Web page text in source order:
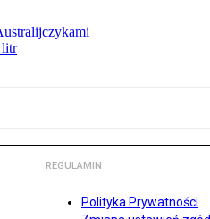
litr
REGULAMIN
Polityka Prywatności